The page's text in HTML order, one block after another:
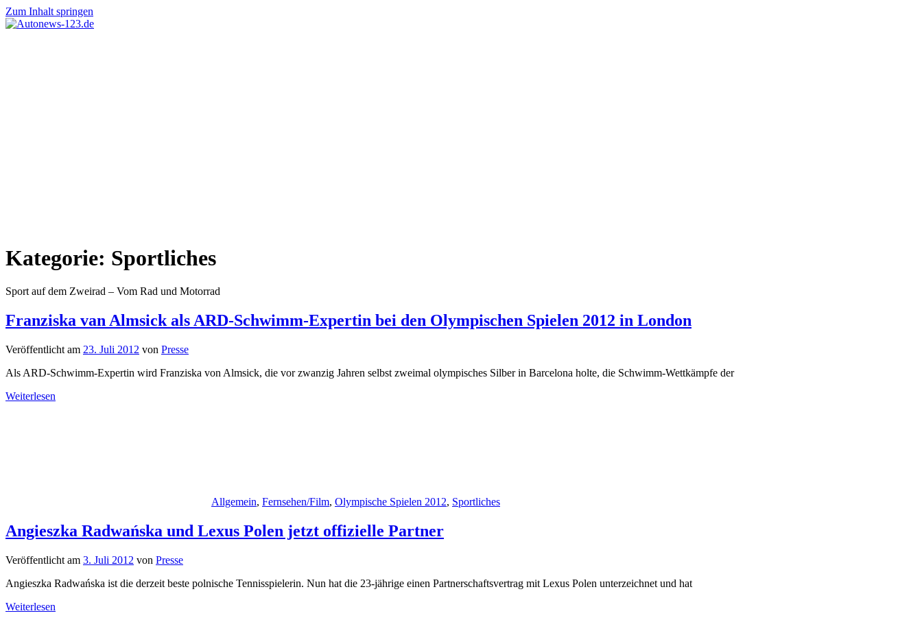
Zum Inhalt springen
Kategorie: Sportliches
Sport auf dem Zweirad – Vom Rad und Motorrad
Franziska van Almsick als ARD-Schwimm-Expertin bei den Olympischen Spielen 2012 in London
Veröffentlicht am 23. Juli 2012 von Presse
Als ARD-Schwimm-Expertin wird Franziska von Almsick, die vor zwanzig Jahren selbst zweimal olympisches Silber in Barcelona holte, die Schwimm-Wettkämpfe der
Weiterlesen
Allgemein, Fernsehen/Film, Olympische Spielen 2012, Sportliches
Angieszka Radwańska und Lexus Polen jetzt offizielle Partner
Veröffentlicht am 3. Juli 2012 von Presse
Angieszka Radwańska ist die derzeit beste polnische Tennisspielerin. Nun hat die 23-jährige einen Partnerschaftsvertrag mit Lexus Polen unterzeichnet und hat
Weiterlesen